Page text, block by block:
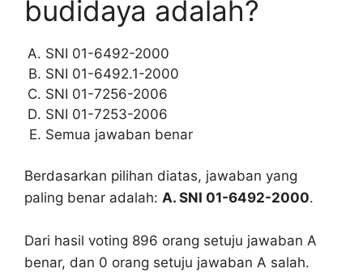
budidaya adalah?
SNI 01-6492-2000
SNI 01-6492.1-2000
SNI 01-7256-2006
SNI 01-7253-2006
Semua jawaban benar
Berdasarkan pilihan diatas, jawaban yang
paling benar adalah: A. SNI 01-6492-2000.
Dari hasil voting 896 orang setuju jawaban A
benar, dan 0 orang setuju jawaban A salah.